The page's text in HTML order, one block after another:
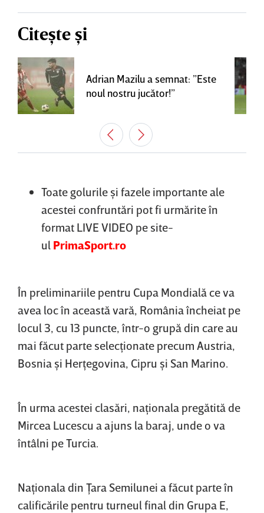
Citește și
Adrian Mazilu a semnat: ”Este
noul nostru jucător!”
Toate golurile şi fazele importante ale
acestei confruntări pot fi urmărite în
format LIVE VIDEO pe site-
ul PrimaSport.ro
În preliminariile pentru Cupa Mondială ce va
avea loc în această vară, România încheiat pe
locul 3, cu 13 puncte, într-o grupă din care au
mai făcut parte selecţionate precum Austria,
Bosnia şi Herţegovina, Cipru şi San Marino.
În urma acestei clasări, naţionala pregătită de
Mircea Lucescu a ajuns la baraj, unde o va
întâlni pe Turcia.
Naţionala din Ţara Semilunei a făcut parte în
calificările pentru turneul final din Grupa E,